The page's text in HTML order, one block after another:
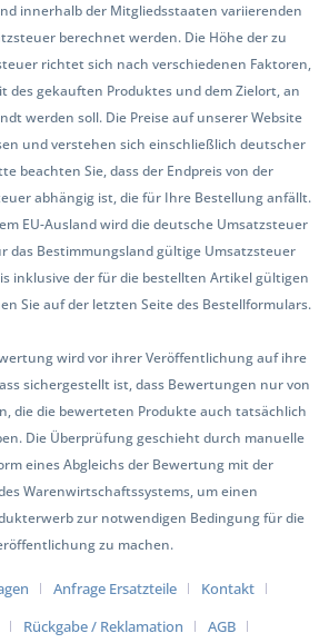
innerhalb der Mitgliedsstaaten variierenden
berechnet werden. Die Höhe der zu
richtet sich nach verschiedenen Faktoren,
des gekauften Produktes und dem Zielort, an
werden soll. Die Preise auf unserer Website
und verstehen sich einschließlich deutscher
beachten Sie, dass der Endpreis von der
abhängig ist, die für Ihre Bestellung anfällt.
EU-Ausland wird die deutsche Umsatzsteuer
das Bestimmungsland gültige Umsatzsteuer
inklusive der für die bestellten Artikel gültigen
Sie auf der letzten Seite des Bestellformulars.
wird vor ihrer Veröffentlichung auf ihre
sichergestellt ist, dass Bewertungen nur von
die die bewerteten Produkte auch tatsächlich
Die Überprüfung geschieht durch manuelle
eines Abgleichs der Bewertung mit der
Warenwirtschaftssystems, um einen
zur notwendigen Bedingung für die
zu machen.
Anfrage Ersatzteile
Kontakt
Rückgabe / Reklamation AGB